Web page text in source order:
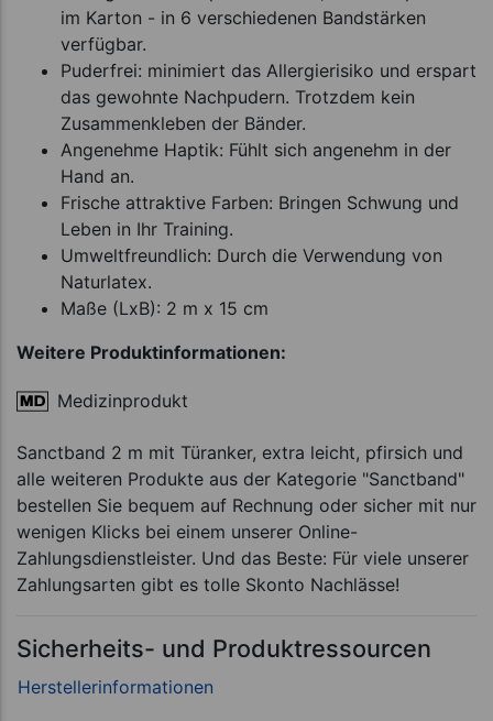
im Karton - in 6 verschiedenen Bandstärken
verfügbar.
Puderfrei: minimiert das Allergierisiko und erspart
das gewohnte Nachpudern. Trotzdem kein
Zusammenkleben der Bänder.
Angenehme Haptik: Fühlt sich angenehm in der
Hand an.
Frische attraktive Farben: Bringen Schwung und
Leben in Ihr Training.
Umweltfreundlich: Durch die Verwendung von
Naturlatex.
Maße (LxB): 2 m x 15 cm
Weitere Produktinformationen:
Medizinprodukt
Sanctband 2 m mit Türanker, extra leicht, pfirsich und
alle weiteren Produkte aus der Kategorie "Sanctband"
bestellen Sie bequem auf Rechnung oder sicher mit nur
wenigen Klicks bei einem unserer Online-
Zahlungsdienstleister. Und das Beste: Für viele unserer
Zahlungsarten gibt es tolle Skonto Nachlässe!
Sicherheits- und Produktressourcen